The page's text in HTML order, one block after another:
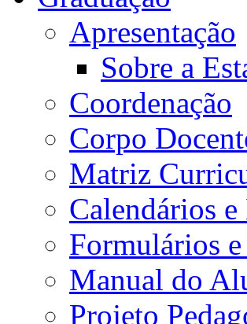
Apresentação
Sobre a
Coordenação
Corpo
Matriz
Calendários
Formulários
Manual do
Projeto